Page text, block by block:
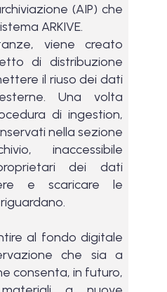
(AIP) che
ARKIVE.
viene creato
di distribuzione
il riuso dei dati
Una volta
di ingestion,
nella sezione
inaccessibile
dei dati
e scaricare le
al fondo digitale
che sia a
consenta, in futuro,